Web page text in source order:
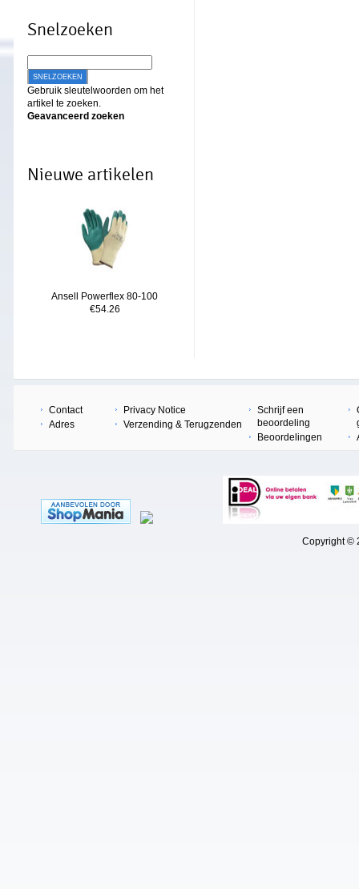
Snelzoeken
SNELZOEKEN
Gebruik sleutelwoorden om het
artikel te zoeken.
Geavanceerd zoeken
Nieuwe artikelen
Ansell Powerflex 80-100
€54.26
Contact
Adres
Privacy Notice
Verzending & Terugzenden
Schrijf een
beoordeling
Beoordelingen
Copyright ©